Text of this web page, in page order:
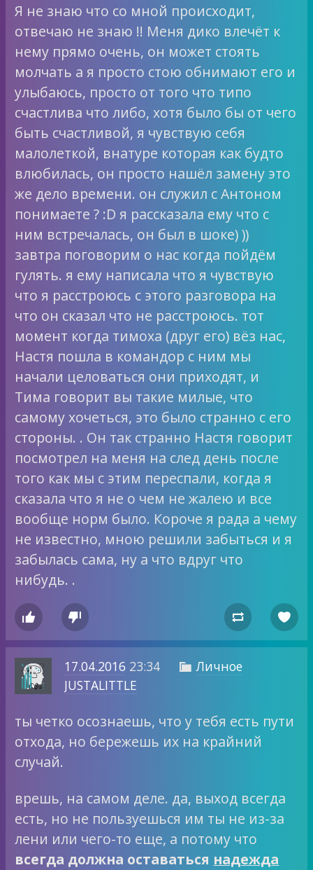
Я не знаю что со мной происходит,
отвечаю не знаю !! Меня дико влечёт к
нему прямо очень, он может стоять
молчать а я просто стою обнимают его и
улыбаюсь, просто от того что типо
счастлива что либо, хотя было бы от чего
быть счастливой, я чувствую себя
малолеткой, внатуре которая как будто
влюбилась, он просто нашёл замену это
же дело времени. он служил с Антоном
понимаете ? :D я рассказала ему что с
ним встречалась, он был в шоке) ))
завтра поговорим о нас когда пойдём
гулять. я ему написала что я чувствую
что я расстроюсь с этого разговора на
что он сказал что не расстроюсь. тот
момент когда тимоха (друг его) вёз нас,
Настя пошла в командор с ним мы
начали целоваться они приходят, и
Тима говорит вы такие милые, что
самому хочеться, это было странно с его
стороны. . Он так странно Настя говорит
посмотрел на меня на след день после
того как мы с этим переспали, когда я
сказала что я не о чем не жалею и все
вообще норм было. Короче я рада а чему
не известно, мною решили забыться и я
забылась сама, ну а что вдруг что
нибудь. .
   
17.04.2016 23:34  Личное
JUSTALITTLE
ты четко осознаешь, что у тебя есть пути
отхода, но бережешь их на крайний
случай.
врешь, на самом деле. да, выход всегда
есть, но не пользуешься им ты не из-за
лени или чего-то еще, а потому что
всегда должна оставаться надежда